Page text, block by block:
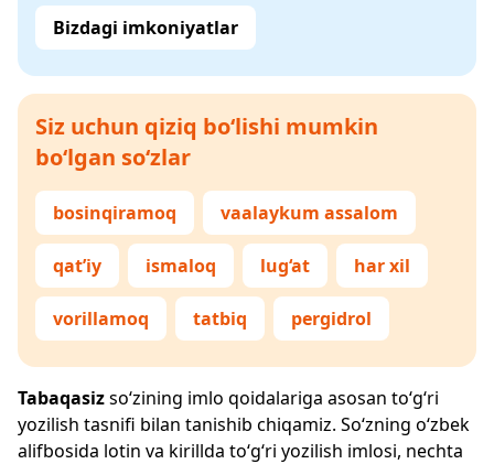
Bizdagi imkoniyatlar
Siz uchun qiziq bo‘lishi mumkin
bo‘lgan so‘zlar
bosinqiramoq vaalaykum assalom
qat’iy ismaloq lug‘at har xil
vorillamoq tatbiq pergidrol
Tabaqasizso‘zining imlo qoidalariga asosan to‘g‘ri
yozilish tasnifi bilan tanishib chiqamiz. So‘zning o‘zbek
alifbosida lotin va kirillda to‘g‘ri yozilish imlosi, nechta